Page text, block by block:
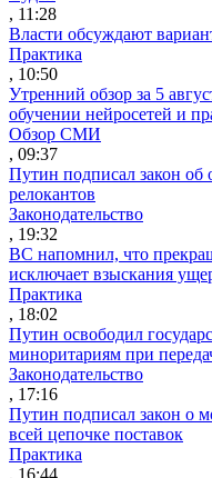
, 11:28
Власти обсуждают
Практика
, 10:50
Утренний обзор за 5
обучении нейросетей и
Обзор СМИ
, 09:37
Путин подписал закон об
релокантов
Законодательство
, 19:32
ВС напомнил, что
исключает взыскания
Практика
, 18:02
Путин освободил
миноритариям при
Законодательство
, 17:16
Путин подписал закон о
всей цепочке поставок
Практика
, 16:44